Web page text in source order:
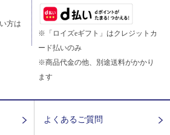
方は
※「ロイズeギフト」はクレジットカ
ード払いのみ
※商品代金の他、別途送料がかかり
ます
よくあるご質問